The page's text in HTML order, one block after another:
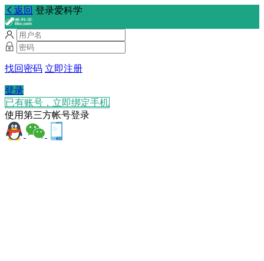
返回 登录爱科学
找回密码 立即注册
登录
已有账号，立即绑定手机
使用第三方帐号登录